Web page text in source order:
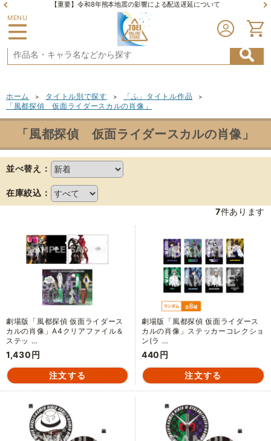
【重要】令和8年熊本地震の影響による配送遅延について
MENU
ホーム > タイトル別で探す > 「ふ」タイトル作品 >
「風都探偵 仮面ライダースカルの肖像」
「風都探偵 仮面ライダースカルの肖像」
並べ替え：
在庫絞込：
7件あります
劇場版「風都探偵 仮面ライダース
カルの肖像」A4クリアファイル＆
ステッ …
1,430円
劇場版「風都探偵 仮面ライダース
カルの肖像」ステッカーコレクショ
ン(ラ …
440円